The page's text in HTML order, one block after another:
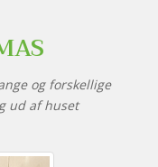
og forskellige
ud af huset